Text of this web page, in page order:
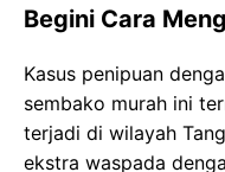
Begini Cara
Kasus penipuan
sembako murah ini
terjadi di wilayah
ekstra waspada